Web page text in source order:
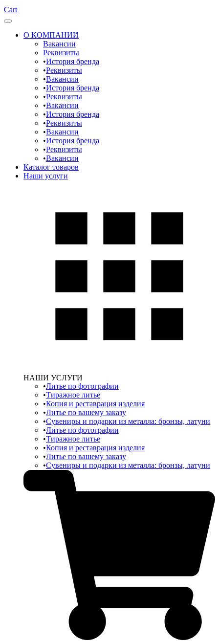
Cart
О КОМПАНИИ
Вакансии
Реквизиты
История бренда
Реквизиты
Вакансии
История бренда
Реквизиты
Вакансии
История бренда
Реквизиты
Вакансии
История бренда
Реквизиты
Вакансии
Каталог товаров
Наши услуги
НАШИ УСЛУГИ
Литье по фотографии
Тиражное литье
Копия и реставрация изделия
Литье по вашему заказу
Сувениры и подарки из металла: бронзы, латуни
Литье по фотографии
Тиражное литье
Копия и реставрация изделия
Литье по вашему заказу
Сувениры и подарки из металла: бронзы, латуни